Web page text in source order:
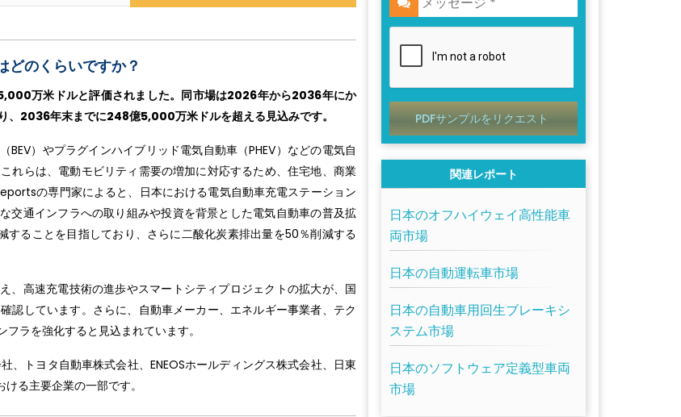
どのくらいですか？
万米ドルと評価されました。同市場は2026年から2036年にか
、2036年末までに248億5,000万米ドルを超える見込みです。
）やプラグインハイブリッド電気自動車（PHEV）などの電気自
れらは、電動モビリティ需要の増加に対応するため、住宅地、商業
の専門家によると、日本における電気自動車充電ステーション
交通インフラへの取り組みや投資を背景とした電気自動車の普及拡
ることを目指しており、さらに二酸化炭素排出量を50％削減する
、高速充電技術の進歩やスマートシティプロジェクトの拡大が、国
認しています。さらに、自動車メーカー、エネルギー事業者、テク
ラを強化すると見込まれています。
トヨタ自動車株式会社、ENEOSホールディングス株式会社、日東
る主要企業の一部です。
PDFサンプルをリクエスト
関連レポート
日本のオフハイウェイ高性能車
両市場
日本の自動運転車市場
日本の自動車用回生ブレーキシ
ステム市場
日本のソフトウェア定義型車両
市場